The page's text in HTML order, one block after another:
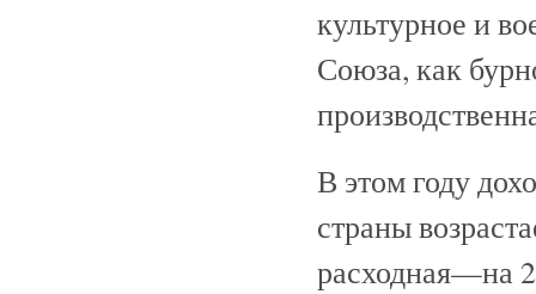
культурное и
Союза, как
В этом году
страны
расходная—на